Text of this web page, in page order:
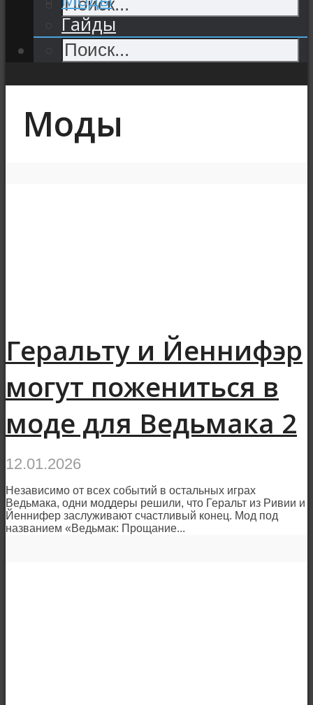
Гайды
Моды
Геральту и Йеннифэр
могут пожениться в
моде для Ведьмака 2
12.01.2026
Независимо от всех событий в остальных играх
Ведьмака, одни моддеры решили, что Геральт из Ривии и
Йеннифер заслуживают счастливый конец. Мод под
названием «Ведьмак: Прощание...